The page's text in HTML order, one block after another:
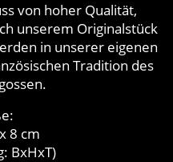
von hoher Qualität,
unserem Originalstück
in unserer eigenen
Tradition des
8 cm
BxHxT)